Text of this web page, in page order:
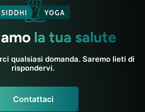
la tua salute
qualsiasi domanda. Saremo lieti di
rispondervi.
Contattaci